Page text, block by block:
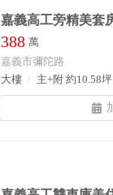
嘉義高工旁精美套
388 萬
嘉義市彌陀路
大樓
主+附 約10.58坪